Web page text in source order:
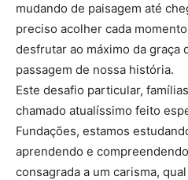
mudando de paisagem até
preciso acolher cada
desfrutar ao máximo da graça
passagem de nossa história.
Este desafio particular,
chamado atualíssimo feito
Fundações, estamos
aprendendo e
consagrada a um carisma,